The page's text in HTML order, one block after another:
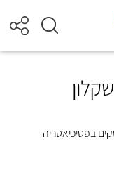
בפסיכיאטריה